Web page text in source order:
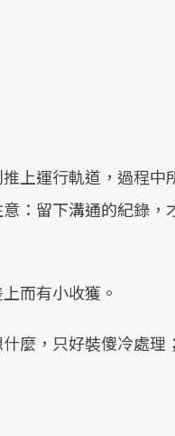
上運行軌道，過程中
：留下溝通的紀錄，
而有小收獲。
麼，只好裝傻冷處理